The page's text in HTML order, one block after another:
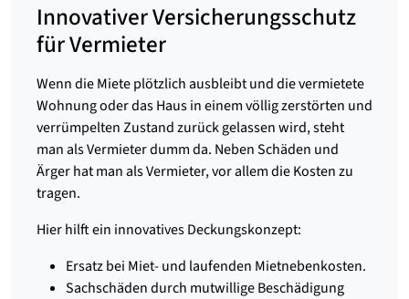
Innovativer Versicherungsschutz
für Vermieter
Wenn die Miete plötzlich ausbleibt und die vermietete
Wohnung oder das Haus in einem völlig zerstörten und
verrümpelten Zustand zurück gelassen wird, steht
man als Vermieter dumm da. Neben Schäden und
Ärger hat man als Vermieter, vor allem die Kosten zu
tragen.
Hier hilft ein innovatives Deckungskonzept:
Ersatz bei Miet- und laufenden Mietnebenkosten.
Sachschäden durch mutwillige Beschädigung